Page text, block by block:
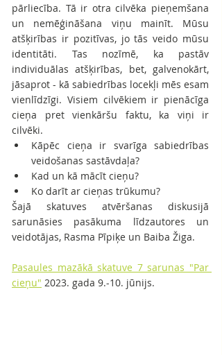
pārliecība. Tā ir otra cilvēka pieņemšana
un nemēģināšana viņu mainīt. Mūsu
atšķirības ir pozitīvas, jo tās veido mūsu
identitāti. Tas nozīmē, ka pastāv
individuālas atšķirības, bet, galvenokārt,
jāsaprot - kā sabiedrības locekļi mēs esam
vienlīdzīgi. Visiem cilvēkiem ir pienācīga
cieņa pret vienkāršu faktu, ka viņi ir
cilvēki.
Kāpēc cieņa ir svarīga sabiedrības
veidošanas sastāvdaļa?
Kad un kā mācīt cieņu?
Ko darīt ar cieņas trūkumu?
Šajā skatuves atvēršanas diskusijā
sarunāsies pasākuma līdzautores un
veidotājas, Rasma Pīpiķe un Baiba Žiga.
Pasaules mazākā skatuve 7 sarunas "Par
cieņu" 2023. gada 9.-10. jūnijs.